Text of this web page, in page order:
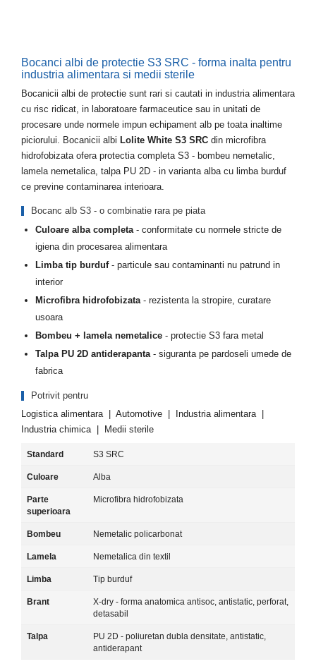
Bocanci albi de protectie S3 SRC - forma inalta pentru
industria alimentara si medii sterile
Bocanicii albi de protectie sunt rari si cautati in industria alimentara
cu risc ridicat, in laboratoare farmaceutice sau in unitati de
procesare unde normele impun echipament alb pe toata inaltime
piciorului. Bocanicii albi Lolite White S3 SRC din microfibra
hidrofobizata ofera protectia completa S3 - bombeu nemetalic,
lamela nemetalica, talpa PU 2D - in varianta alba cu limba burduf
ce previne contaminarea interioara.
Bocanc alb S3 - o combinatie rara pe piata
Culoare alba completa- conformitate cu normele stricte de
igiena din procesarea alimentara
Limba tip burduf- particule sau contaminanti nu patrund in
interior
Microfibra hidrofobizata- rezistenta la stropire, curatare
usoara
Bombeu + lamela nemetalice - protectie S3 fara metal
Talpa PU 2D antiderapanta- siguranta pe pardoseli umede de
fabrica
Potrivit pentru
Logistica alimentara | Automotive | Industria alimentara |
Industria chimica | Medii sterile
Standard S3 SRC
Culoare Alba
Parte
superioara
Microfibra hidrofobizata
Bombeu Nemetalic policarbonat
Lamela Nemetalica din textil
Limba Tip burduf
Brant
X-dry - forma anatomica antisoc, antistatic, perforat,
detasabil
Talpa
PU 2D - poliuretan dubla densitate, antistatic,
antiderapant